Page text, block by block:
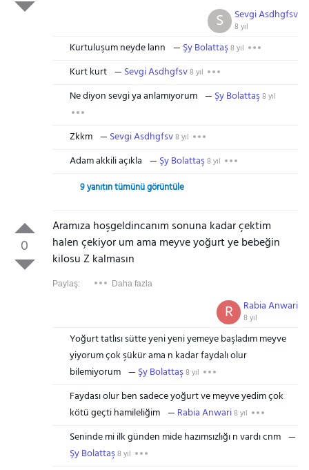
Sevgi Asdhgfsv
8 yıl
S
Kurtuluşum neyde lann Şy Bolattaş8 yıl
Kurt kurt Sevgi Asdhgfsv8 yıl
Ne diyon sevgi ya anlamıyorum Şy Bolattaş8 yıl
Zkkm Sevgi Asdhgfsv8 yıl
Adam akkili açıkla Şy Bolattaş8 yıl
9 yanıtın tümünü görüntüle
0
Aramıza hoşgeldincanım sonuna kadar çektim
halen çekiyor um ama meyve yoğurt ye bebeğin
kilosu Z kalmasın
Paylaş: Daha fazla
Rabia Anwari
8 yıl
R
Yoğurt tatlısı sütte yeni yeni yemeye başladım meyve
yiyorum çok şükür ama n kadar faydalı olur
bilemiyorum
Şy Bolattaş8 yıl
Faydası olur ben sadece yoğurt ve meyve yedim çok
kötü geçti hamileliğim
Rabia Anwari8 yıl
Seninde mi ilk günden mide hazımsızlığı n vardı cnm
Şy Bolattaş8 yıl